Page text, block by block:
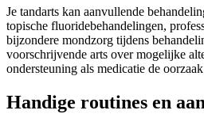
Je tandarts kan aanvullende
topische fluoridebehandelingen,
bijzondere mondzorg tijdens
voorschrijvende arts over mogelijke
ondersteuning als medicatie de
Handige routines en